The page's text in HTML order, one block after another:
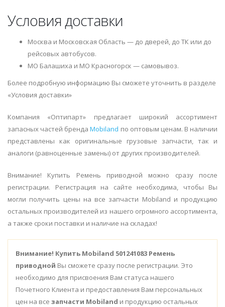
Условия доставки
Москва и Московская Область — до дверей, до ТК или до
рейсовых автобусов.
МО Балашиха и МО Красногорск — самовывоз.
Более подробную информацию Вы сможете уточнить в разделе
«Условия доставки»
Компания «Оптипарт» предлагает широкий ассортимент
запасных частей брендаMobiland по оптовым ценам. В наличии
представлены как оригинальные грузовые запчасти, так и
аналоги (равноценные замены) от других производителей.
Внимание! Купить Ремень приводной можно сразу после
регистрации. Регистрация на сайте необходима, чтобы Вы
могли получить цены на все запчасти Mobiland и продукцию
остальных производителей из нашего огромного ассортимента,
а также сроки поставки и наличие на складах!
Внимание! Купить Mobiland 501241083 Ремень
приводной Вы сможете сразу после регистрации. Это
необходимо для присвоения Вам статуса нашего
Почетного Клиента и предоставления Вам персональных
цен на все запчасти Mobiland и продукцию остальных